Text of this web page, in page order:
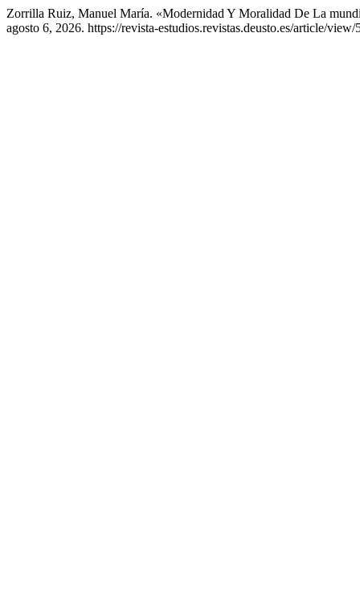
Zorrilla Ruiz, Manuel María. «Modernidad Y Moralidad De La
agosto 6, 2026. https://revista-estudios.revistas.deusto.es/article/view/